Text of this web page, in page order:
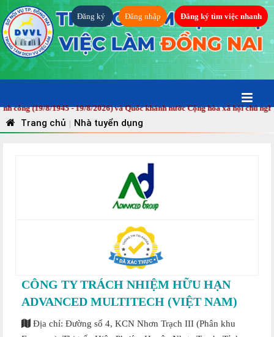
Đăng ký Đăng nhập Đăng ký tìm việc nhanh
(19/8/1945 - 19/8/2026) và Quốc khánh nước Cộng hòa xã hội chủ
Trang chủ | Nhà tuyển dụng
CÔNG TY TRÁCH NHIỆM HỮU HẠN
ADVANCED MULTITECH (VIỆT NAM)
Địa chỉ: Đường số 4, KCN Nhơn Trạch III (Phân khu